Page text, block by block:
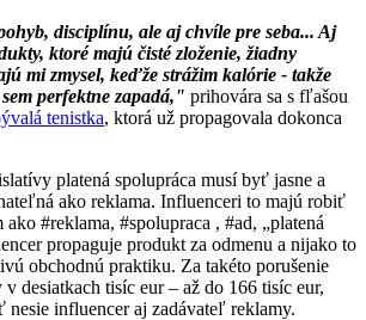
disciplínu, ale aj chvíle pre seba... Aj
ktoré majú čisté zloženie, žiadny
mi zmysel, keďže strážim kalórie - takže
perfektne zapadá," prihovára sa s fľašou
tenistka, ktorá už propagovala dokonca
platená spolupráca musí byť jasne a
ako reklama. Influenceri to majú robiť
#reklama, #spolupraca , #ad, „platená
propaguje produkt za odmenu a nijako to
obchodnú praktiku. Za takéto porušenie
desiatkach tisíc eur – až do 166 tisíc eur,
nesie influencer aj zadávateľ reklamy.